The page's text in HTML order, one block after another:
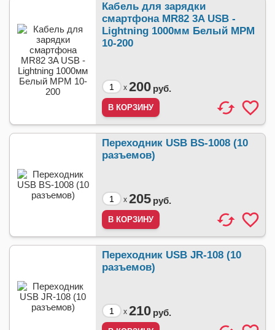
Кабель для зарядки
смартфона MR82 3A USB -
Lightning 1000мм Белый МРМ
10-200
x 200 руб.
Переходник USB BS-1008 (10
разъемов)
x 205 руб.
Переходник USB JR-108 (10
разъемов)
x 210 руб.